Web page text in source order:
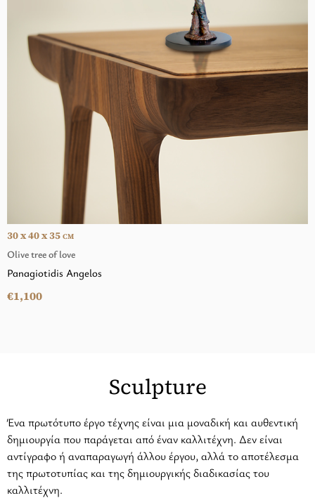
Olive tree of love
30 x 40 x 35 CM
Panagiotidis Angelos
€1,100
Sculpture
Ένα πρωτότυπο έργο τέχνης είναι μια μοναδική και αυθεντική
δημιουργία που παράγεται από έναν καλλιτέχνη. Δεν είναι
αντίγραφο ή αναπαραγωγή άλλου έργου, αλλά το αποτέλεσμα
της πρωτοτυπίας και της δημιουργικής διαδικασίας του
καλλιτέχνη.